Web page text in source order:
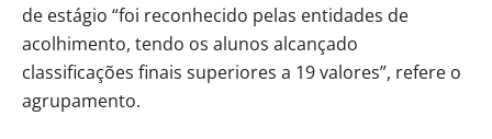
de estágio “foi reconhecido pelas entidades de
acolhimento, tendo os alunos alcançado
classificações finais superiores a 19 valores”, refere o
agrupamento.